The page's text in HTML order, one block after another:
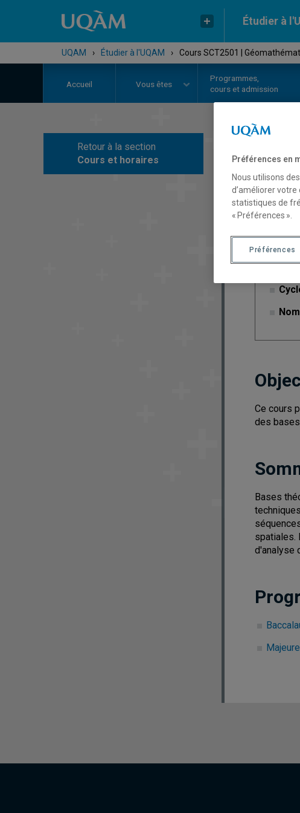
Étudier à
UQAM › Étudier à l'UQAM › Cours SCT2501 |
Accueil Vous êtes
Programmes,
cours et admission
Retour à la section
Cours et horaires
Ce cours
des
Bases
spatiales.
d'analyse
Préférences en
Nous utilisons
d’améliorer votre
statistiques de
« Préférences ».
Préférences